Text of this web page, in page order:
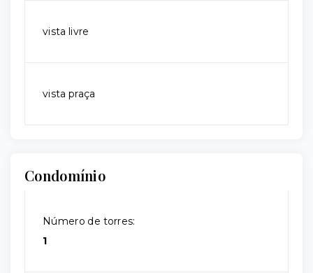
vista livre
vista praça
Condomínio
Número de torres:
1